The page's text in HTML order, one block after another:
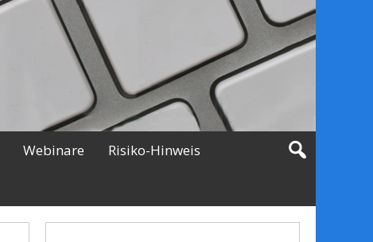
Webinare Risiko-Hinweis